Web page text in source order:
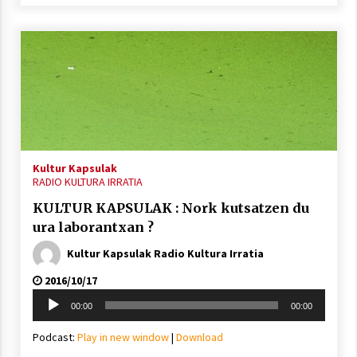
Arrosaren laburpen bideoa Hamaika
Telebistaren eskutik
Kultur Kapsulak
RADIO KULTURA IRRATIA
KULTUR KAPSULAK : Nork kutsatzen du
ura laborantxan ?
Kultur Kapsulak Radio Kultura Irratia
2016/10/17
Soinu
erreproduzigailua
00:00 00:00
Podcast: Play in new window| Download